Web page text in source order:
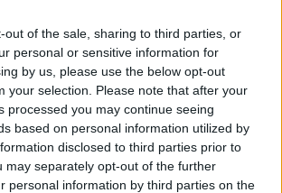
out of the sale, sharing to third parties, or
personal or sensitive information for
by us, please use the below opt-out
your selection. Please note that after your
processed you may continue seeing
based on personal information utilized by
disclosed to third parties prior to
may separately opt-out of the further
personal information by third parties on the
különleges, kettős
mutatta meg a
legújabb